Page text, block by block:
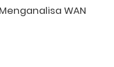
WAN